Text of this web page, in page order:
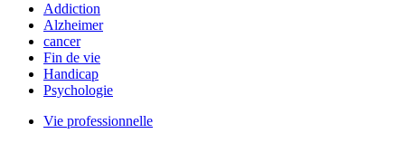
Addiction
Alzheimer
cancer
Fin de vie
Handicap
Psychologie
Vie professionnelle